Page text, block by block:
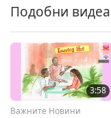
Важните Новини
Важните Новини
Подобни видеа
3:58
Важните Новини